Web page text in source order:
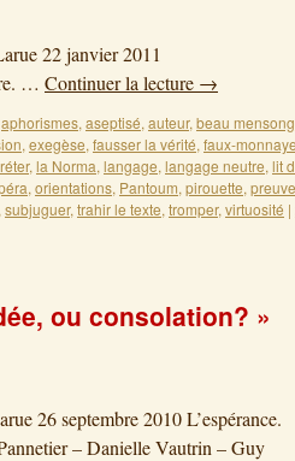
Larue 22 janvier
… Continuer la lecture →
aphorismes, aseptisé, auteur, beau
, exegèse, fausser la vérité, faux-
, la Norma, langage, langage neutre, lit
, orientations, Pantoum, pirouette,
subjuguer, trahir le texte, tromper, virtuosité |
ou consolation? »
26 septembre 2010 L’espérance.
– Danielle Vautrin – Guy